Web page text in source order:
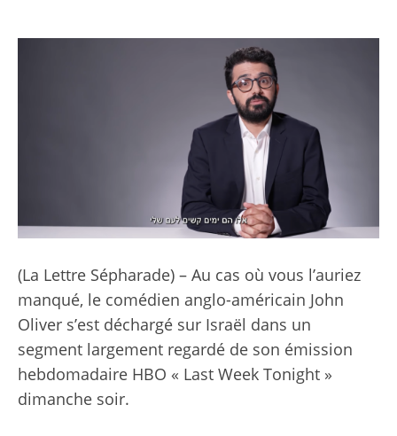
(La Lettre Sépharade) – Au cas où vous l’auriez
manqué, le comédien anglo-américain John
Oliver s’est déchargé sur Israël dans un
segment largement regardé de son émission
hebdomadaire HBO « Last Week Tonight »
dimanche soir.